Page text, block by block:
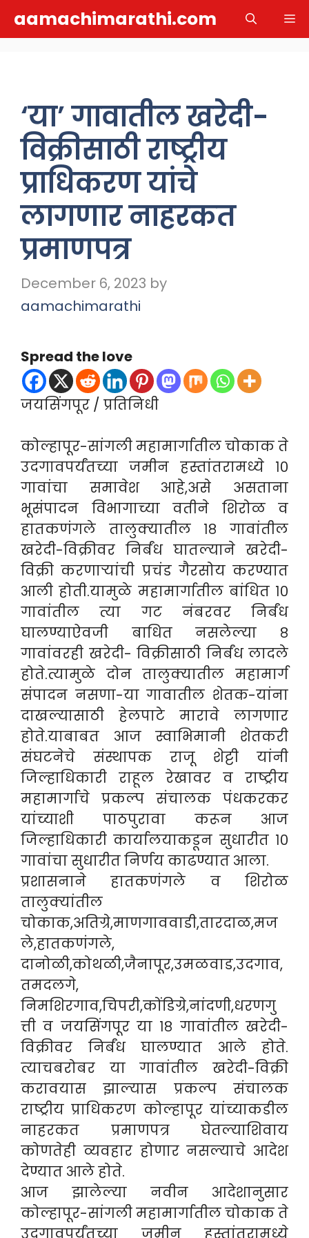
aamachimarathi.com
‘या’ गावातील खरेदी-
विक्रीसाठी राष्ट्रीय
प्राधिकरण यांचे
लागणार नाहरकत
प्रमाणपत्र
December 6, 2023 by
aamachimarathi
Spread the love
जयसिंगपूर / प्रतिनिधी
कोल्हापूर-सांगली महामार्गातील चोकाक ते
उदगावपर्यंतच्या जमीन हस्तांतरामध्ये १०
गावांचा समावेश आहे,असे असताना
भूसंपादन विभागाच्या वतीने शिरोळ व
हातकणंगले तालुक्यातील १८ गावांतील
खरेदी-विक्रीवर निर्बंध घातल्याने खरेदी-
विक्री करणाऱ्यांची प्रचंड गैरसोय करण्यात
आली होती.यामुळे महामार्गातील बांधित १०
गावांतील त्या गट नंबरवर निर्बंध
घालण्याऐवजी बाधित नसलेल्या ८
गावांवरही खरेदी- विक्रीसाठी निर्बंध लादले
होते.त्यामुळे दोन तालुक्यातील महामार्ग
संपादन नसणा-या गावातील शेतक-यांना
दाखल्यासाठी हेलपाटे मारावे लागणार
होते.याबाबत आज स्वाभिमानी शेतकरी
संघटनेचे संस्थापक राजू शेट्टी यांनी
जिल्हाधिकारी राहूल रेखावर व राष्ट्रीय
महामार्गाचे प्रकल्प संचालक पंधकरकर
यांच्याशी पाठपुरावा करून आज
जिल्हाधिकारी कार्यालयाकडून सुधारीत १०
गावांचा सुधारीत निर्णय काढण्यात आला.
प्रशासनाने हातकणंगले व शिरोळ
तालुक्यांतील
चोकाक,अतिग्रे,माणगाववाडी,तारदाळ,मज
ले,हातकणंगले,
दानोळी,कोथळी,जैनापूर,उमळवाड,उदगाव,
तमदलगे,
निमशिरगाव,चिपरी,कोंडिग्रे,नांदणी,धरणगु
त्ती व जयसिंगपूर या १८ गावांतील खरेदी-
विक्रीवर निर्बंध घालण्यात आले होते.
त्याचबरोबर या गावांतील खरेदी-विक्री
करावयास झाल्यास प्रकल्प संचालक
राष्ट्रीय प्राधिकरण कोल्हापूर यांच्याकडील
नाहरकत प्रमाणपत्र घेतल्याशिवाय
कोणतेही व्यवहार होणार नसल्याचे आदेश
देण्यात आले होते.
आज झालेल्या नवीन आदेशानुसार
कोल्हापूर-सांगली महामार्गातील चोकाक ते
उदगावपर्यंतच्या जमीन हस्तांतरामध्ये